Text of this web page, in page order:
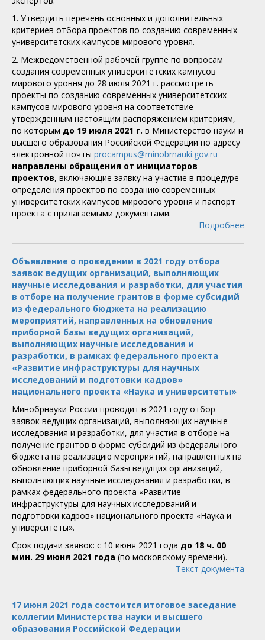
1. Утвердить перечень основных и дополнительных
критериев отбора проектов по созданию современных
университетских кампусов мирового уровня.
2. Межведомственной рабочей группе по вопросам
создания современных университетских кампусов
мирового уровня до 28 июля 2021 г. рассмотреть
проекты по созданию современных университетских
кампусов мирового уровня на соответствие
утвержденным настоящим распоряжением критериям,
по которым до 19 июля 2021 г. в Министерство науки и
высшего образования Российской Федерации по адресу
электронной почты procampus@minobrnauki.gov.ru
направлены обращения от инициаторов
проектов, включающие заявку на участие в процедуре
определения проектов по созданию современных
университетских кампусов мирового уровня и паспорт
проекта с прилагаемыми документами.
Подробнее
Объявление о проведении в 2021 году отбора
заявок ведущих организаций, выполняющих
научные исследования и разработки, для участия
в отборе на получение грантов в форме субсидий
из федерального бюджета на реализацию
мероприятий, направленных на обновление
приборной базы ведущих организаций,
выполняющих научные исследования и
разработки, в рамках федерального проекта
«Развитие инфраструктуры для научных
исследований и подготовки кадров»
национального проекта «Наука и университеты»
Минобрнауки России проводит в 2021 году отбор
заявок ведущих организаций, выполняющих научные
исследования и разработки, для участия в отборе на
получение грантов в форме субсидий из федерального
бюджета на реализацию мероприятий, направленных на
обновление приборной базы ведущих организаций,
выполняющих научные исследования и разработки, в
рамках федерального проекта «Развитие
инфраструктуры для научных исследований и
подготовки кадров» национального проекта «Наука и
университеты».
Срок подачи заявок: с 10 июня 2021 года до 18 ч. 00
мин. 29 июня 2021 года (по московскому времени).
Текст документа
17 июня 2021 года состоится итоговое заседание
коллегии Министерства науки и высшего
образования Российской Федерации